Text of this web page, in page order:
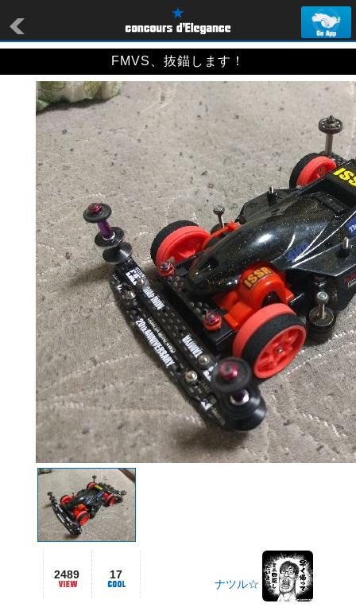
FMVS、抜錨します！
2489 17
ナツル☆